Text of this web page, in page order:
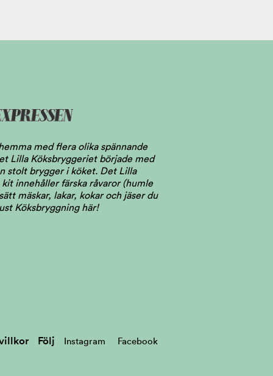
med flera olika spännande
Lilla Köksbryggeriet började med
stolt brygger i köket. Det Lilla
innehåller färska råvaror (humle
mäskar, lakar, kokar och jäser du
Köksbryggning här!
Följ Instagram Facebook